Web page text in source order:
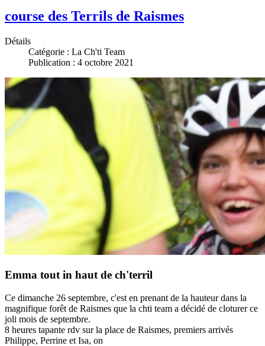
course des Terrils de Raismes
Détails
Catégorie : La Ch'ti Team
Publication : 4 octobre 2021
Emma tout in haut de ch'terril
Ce dimanche 26 septembre, c'est en prenant de la hauteur dans la
magnifique forêt de Raismes que la chti team a décidé de cloturer ce
joli mois de septembre.
8 heures tapante rdv sur la place de Raismes, premiers arrivés
Philippe, Perrine et Isa, on